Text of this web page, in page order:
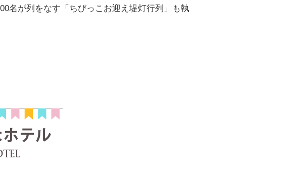
名が列をなす「ちびっこお迎え堤灯行列」も執